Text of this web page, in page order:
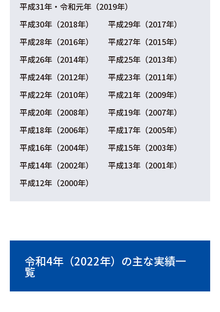
平成31年・令和元年（2019年）
平成30年（2018年）
平成29年（2017年）
平成28年（2016年）
平成27年（2015年）
平成26年（2014年）
平成25年（2013年）
平成24年（2012年）
平成23年（2011年）
平成22年（2010年）
平成21年（2009年）
平成20年（2008年）
平成19年（2007年）
平成18年（2006年）
平成17年（2005年）
平成16年（2004年）
平成15年（2003年）
平成14年（2002年）
平成13年（2001年）
平成12年（2000年）
令和4年（2022年）の主な実績一
覧